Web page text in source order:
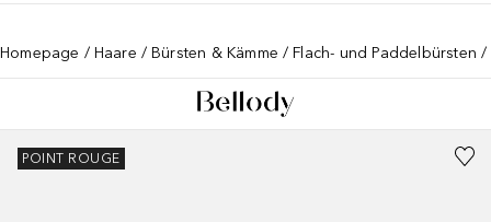
Homepage Haare Bürsten & Kämme Flach- und Paddelbürsten
POINT ROUGE